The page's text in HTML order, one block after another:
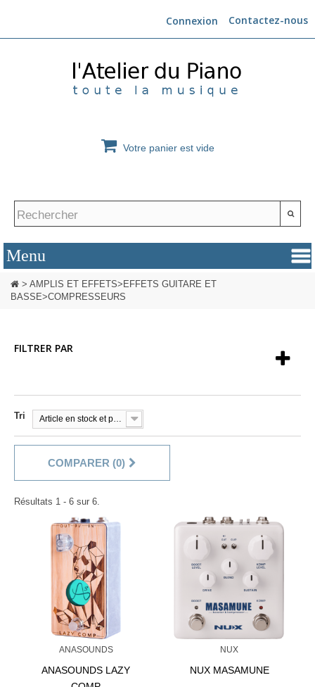
Contactez-nous
Connexion
Votre panier est vide
> AMPLIS ET EFFETS> EFFETS GUITARE ET
BASSE>COMPRESSEURS
FILTRER PAR
Tri
COMPARER (0)
Résultats 1 - 6 sur 6.
ANASOUNDS
ANASOUNDS LAZY
NUX
NUX MASAMUNE